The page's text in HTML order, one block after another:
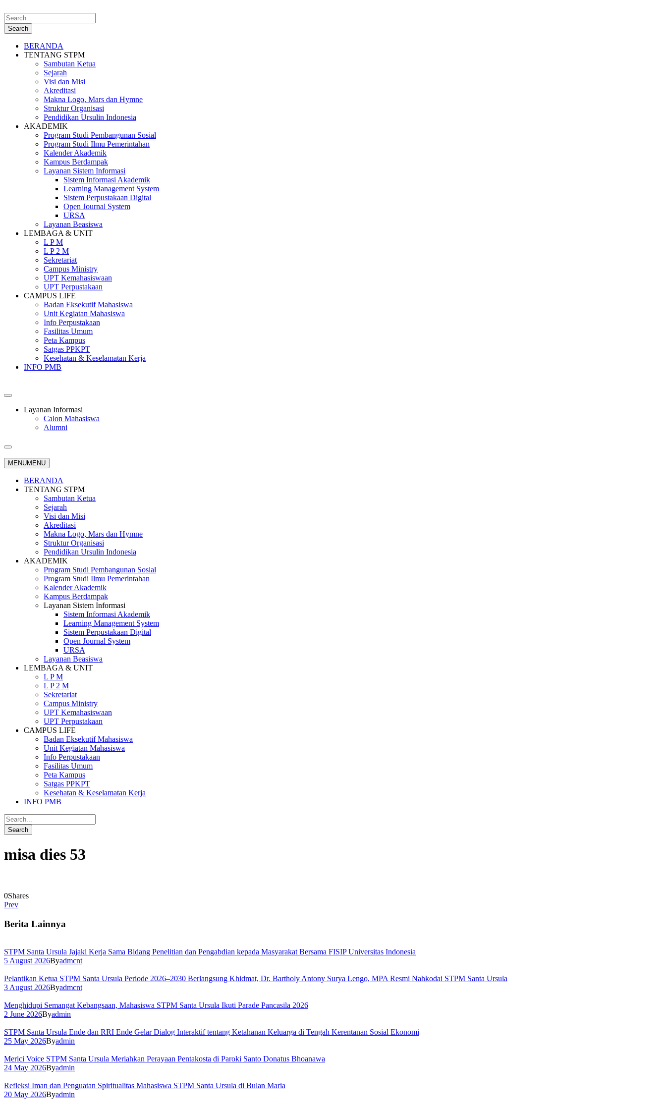
BERANDA
TENTANG STPM
Sambutan Ketua
Sejarah
Visi dan Misi
Akreditasi
Makna Logo, Mars dan Hymne
Struktur Organisasi
Pendidikan Ursulin Indonesia
AKADEMIK
Program Studi Pembangunan Sosial
Program Studi Ilmu Pemerintahan
Kalender Akademik
Kampus Berdampak
Layanan Sistem Informasi
Sistem Informasi Akademik
Learning Management System
Sistem Perpustakaan Digital
Open Journal System
URSA
Layanan Beasiswa
LEMBAGA & UNIT
L P M
L P 2 M
Sekretariat
Campus Ministry
UPT Kemahasiswaan
UPT Perpustakaan
CAMPUS LIFE
Badan Eksekutif Mahasiswa
Unit Kegiatan Mahasiswa
Info Perpustakaan
Fasilitas Umum
Peta Kampus
Satgas PPKPT
Kesehatan & Keselamatan Kerja
INFO PMB
Layanan Informasi
Calon Mahasiswa
Alumni
MENUMENU
BERANDA
TENTANG STPM
Sambutan Ketua
Sejarah
Visi dan Misi
Akreditasi
Makna Logo, Mars dan Hymne
Struktur Organisasi
Pendidikan Ursulin Indonesia
AKADEMIK
Program Studi Pembangunan Sosial
Program Studi Ilmu Pemerintahan
Kalender Akademik
Kampus Berdampak
Layanan Sistem Informasi
Sistem Informasi Akademik
Learning Management System
Sistem Perpustakaan Digital
Open Journal System
URSA
Layanan Beasiswa
LEMBAGA & UNIT
L P M
L P 2 M
Sekretariat
Campus Ministry
UPT Kemahasiswaan
UPT Perpustakaan
CAMPUS LIFE
Badan Eksekutif Mahasiswa
Unit Kegiatan Mahasiswa
Info Perpustakaan
Fasilitas Umum
Peta Kampus
Satgas PPKPT
Kesehatan & Keselamatan Kerja
INFO PMB
misa dies 53
0Shares
Prev
Berita Lainnya
STPM Santa Ursula Jajaki Kerja Sama Bidang Penelitian dan Pengabdian kepada Masyarakat Bersama FISIP Universitas Indonesia
5 August 2026Byadmcnt
Pelantikan Ketua STPM Santa Ursula Periode 2026–2030 Berlangsung Khidmat, Dr. Bartholy Antony Surya Lengo, MPA Resmi Nahkodai STPM Santa Ursula
3 August 2026Byadmcnt
Menghidupi Semangat Kebangsaan, Mahasiswa STPM Santa Ursula Ikuti Parade Pancasila 2026
2 June 2026Byadmin
STPM Santa Ursula Ende dan RRI Ende Gelar Dialog Interaktif tentang Ketahanan Keluarga di Tengah Kerentanan Sosial Ekonomi
25 May 2026Byadmin
Merici Voice STPM Santa Ursula Meriahkan Perayaan Pentakosta di Paroki Santo Donatus Bhoanawa
24 May 2026Byadmin
Refleksi Iman dan Penguatan Spiritualitas Mahasiswa STPM Santa Ursula di Bulan Maria
20 May 2026Byadmin